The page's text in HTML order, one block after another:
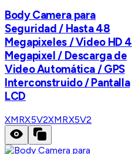
Body Camera para
Seguridad / Hasta 48
Megapixeles / Video HD 4
Megapixel / Descarga de
Video Automática / GPS
Interconstruido / Pantalla
LCD
XMRX5V2XMRX5V2